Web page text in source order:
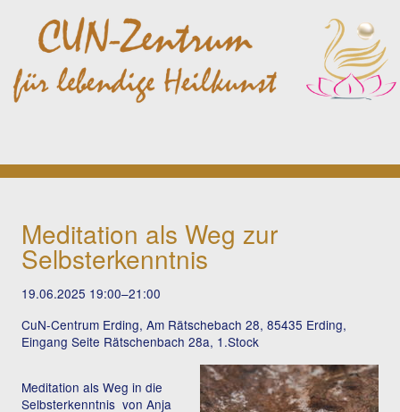
Meditation als Weg zur
Selbsterkenntnis
19.06.2025 19:00–21:00
CuN-Centrum Erding, Am Rätschebach 28, 85435 Erding,
Eingang Seite Rätschenbach 28a, 1.Stock
Meditation als Weg in die
Selbsterkenntnis von Anja